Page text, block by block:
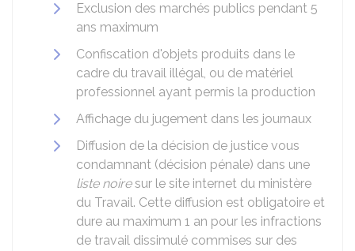
Exclusion des marchés publics pendant 5
ans maximum
Confiscation d'objets produits dans le
cadre du travail illégal, ou de matériel
professionnel ayant permis la production
Affichage du jugement dans les journaux
Diffusion de la décision de justice vous
condamnant (décision pénale) dans une
liste noiresur le site internet du ministère
du Travail. Cette diffusion est obligatoire et
dure au maximum 1 an pour les infractions
de travail dissimulé commises sur des